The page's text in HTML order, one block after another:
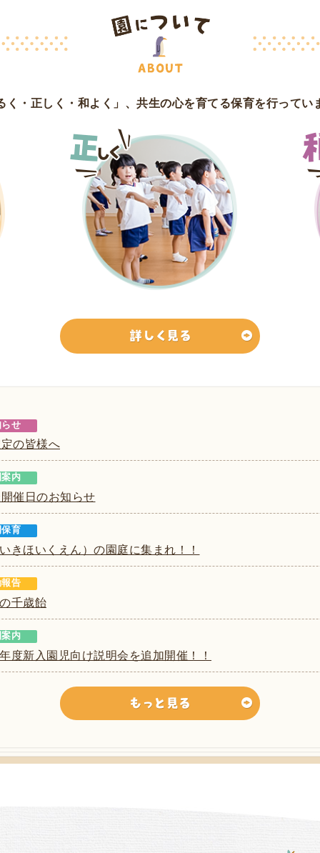
く・正しく・和よく」、 共生の心を育てる保育を行ってい
せ
の皆様へ
内
催日のお知らせ
育
きほいくえん）の園庭に集まれ！！
告
千歳飴
内
度新入園児向け説明会を追加開催！！